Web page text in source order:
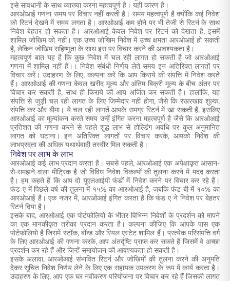
इसे सावधानी के साथ व्याख्या करना महत्वपूर्ण है। यही कारण है।
आरओआई गणना समय पर विचार नहीं करती है। समय महत्वपूर्ण है क्योंकि कई निवेश
को रिटर्न देखने में समय लगता है। आरओआई कम होने पर भी तेजी से रिटर्न के साथ
निवेश बेहतर हो सकता है। आरओआई केवल निवेश पर रिटर्न को देखता है, इसमें
शामिल जोखिम को नहीं। एक उच्च जोखिम निवेश में उच्च क्षमता आरओआई हो सकती
है, लेकिन जोखिम सहिष्णुता के साथ इस पर विचार करने की आवश्यकता है।
महत्वपूर्ण बात यह है कि कुछ निवेश में चल रही लागत हो सकती है जो आरओआई
गणना में शामिल नहीं हैं।। निवेश संबंधी निर्णय लेते समय इन अतिरिक्त लागतों पर
विचार करें। उदाहरण के लिए, कल्पना करें कि आप किराये की संपत्ति में निवेश करते
हैं। आरओआई की गणना केवल खरीद मूल्य और अंतिम बिक्री मूल्य के बीच अंतर पर
विचार कर सकती है, साथ ही किराये की आय अर्जित कर सकती है। हालांकि, यह
संपत्ति से जुड़ी चल रही लागत के लिए जिम्मेदार नहीं होगा, जैसे कि रखरखाव शुल्क,
संपत्ति कर और बीमा। ये चल रही लागतें आपके समग्र रिटर्न में खा सकती हैं, इसलिए
आरओआई का मूल्यांकन करते समय उन्हें इंगित करना महत्वपूर्ण है जैसे कि आरओआई
प्रतिशत की गणना करने से पहले शुद्ध लाभ से होल्डिंग अवधि पर कुल अनुमानित
लागत को घटाना। इन अतिरिक्त लागतों पर विचार करके, आपको निवेश की
लाभप्रदता की अधिक यथार्थवादी तस्वीर मिल सकती है।
निवेश पर लाभ के लाभ
आरओआई कई लाभ प्रदान करता है। सबसे पहले, आरओआई एक अपेक्षाकृत आसान-
से-समझने वाला मीट्रिक है जो विविध निवेश विकल्पों की तुलना करने में मदद करता
है। हम कहते हैं कि आप दो यूएलआईपी फंडों में निवेश करने पर विचार कर रहे हैं।
फंड ए में पिछले वर्ष की तुलना में १५% का आरओआई है, जबकि फंड बी में १०% का
आरओआई है। एक नजर में, आरओआई इंगित करता है कि फंड ए ने निवेश पर बेहतर
रिटर्न दिया है।
इसके बाद, आरओआई एक पोर्टफोलियो के भीतर विभिन्न निवेशों के प्रदर्शन को मापने
का एक मानकीकृत तरीका प्रदान करता है। कल्पना कीजिए कि आपके पास एक
पोर्टफोलियो है जिसमें स्टॉक, बॉन्ड और रियल एस्टेट शामिल हैं। प्रत्येक परिसंपत्ति वर्ग
के लिए आरओआई की गणना करके, आप अंतर्दृष्टि प्राप्त कर सकते हैं जिसमें वे अच्छा
प्रदर्शन कर रहे हैं और जिन्हें समायोजन की आवश्यकता हो सकती है।
इसके अलावा, आरओआई संभावित रिटर्न और जोखिमों की तुलना करने की अनुमति
देकर सूचित निवेश निर्णय लेने के लिए एक सहायक उपकरण के रूप में कार्य करता है।
उदाहरण के लिए, आप एक घर नवीकरण परियोजना पर विचार कर रहे हैं जिसकी लागत